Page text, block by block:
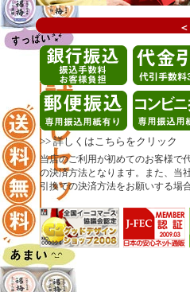
>>詳しくはこちらをクリック
当店のご利用が初めてのお客様で
の決済方法となります。また、当
引換での決済方法をお願いする場